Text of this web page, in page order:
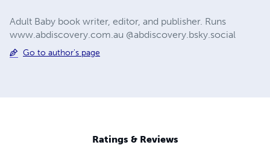
Adult Baby book writer, editor, and publisher. Runs
www.abdiscovery.com.au @abdiscovery.bsky.social
Go to author's page
Ratings & Reviews